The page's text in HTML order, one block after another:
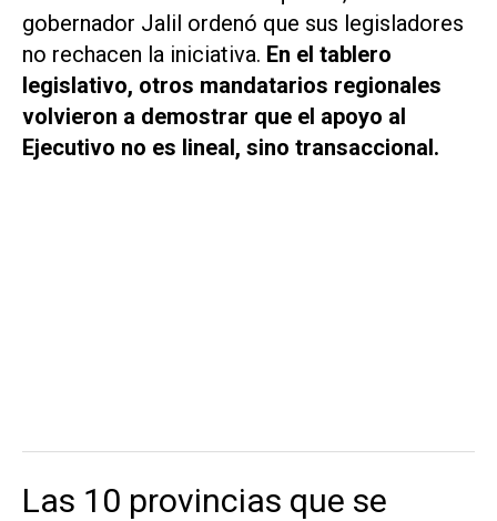
gobernador Jalil ordenó que sus legisladores
no rechacen la iniciativa. En el tablero
legislativo, otros mandatarios regionales
volvieron a demostrar que el apoyo al
Ejecutivo no es lineal, sino transaccional.
Las 10 provincias que se